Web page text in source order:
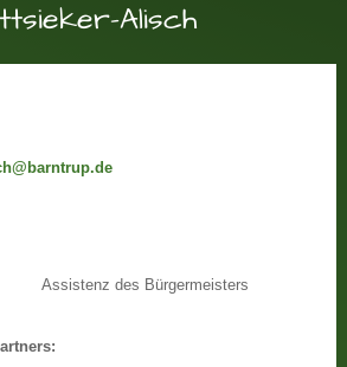
Alisch
Assistenz des Bürgermeisters